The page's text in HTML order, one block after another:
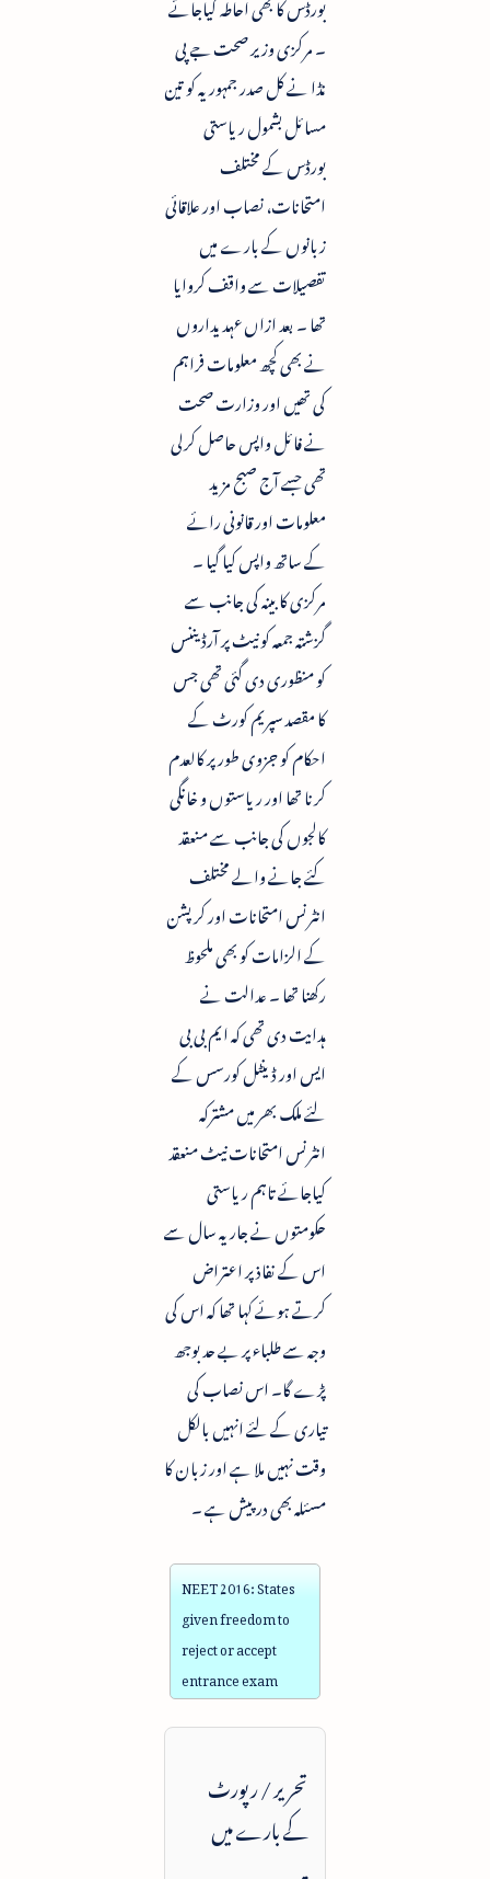
۔ مرکزی وزیر صحت جے پی
نڈا نے کل صدر جمہوریہ کو تین
مسائل بشمول ریاستی
بورڈس کے مختلف
امتحانات، نصاب اور علاقائی
زبانوں کے بارے میں
تفصیلات سے واقف کروایا
تھا ۔ بعد ازاں عہدیداروں
نے بھی کچھ معلومات فراہم
کی تھیں اور وزارت صحت
نے فائل واپس حاصل کرلی
تھی جسے آج صبح مزید
معلومات اور قانونی رائے
کے ساتھ واپس کیا گیا ۔
مرکزی کابینہ کی جانب سے
گزشتہ جمعہ کو نیٹ پر آرڈیننس
کو منظوری دی گئی تھی جس
کا مقصد سپریم کورٹ کے
احکام کو جزوی طور پر کالعدم
کرنا تھا اور ریاستوں و خانگی
کالجوں کی جانب سے منعقد
کئے جانے والے مختلف
انٹرنس امتحانات اور کرپشن
کے الزامات کو بھی ملحوظ
رکھنا تھا ۔ عدالت نے
ہدایت دی تھی کہ ایم بی بی
ایس اور ڈینٹل کورسس کے
لئے ملک بھر میں مشترکہ
انٹرنس امتحانات نیٹ منعقد
کیاجائے تاہم ریاستی
حکومتوں نے جاریہ سال سے
اس کے نفاذ پر اعتراض
کرتے ہوئے کہا تھا کہ اس کی
وجہ سے طلباء پر بے حد بوجھ
پڑے گا۔ اس نصاب کی
تیاری کے لئے انہیں بالکل
وقت نہیں ملا ہے اور زبان کا
مسئلہ بھی در پیش ہے ۔
NEET 2016: States
given freedom to
reject or accept
entrance exam
تحریر / رپورٹ
کے بارے میں